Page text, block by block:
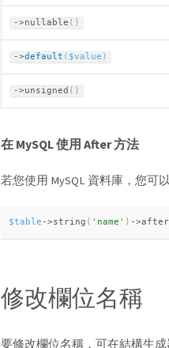
->nullable ( )
->default ( $value )
->unsigned ( )
在 MySQL 使用 After 方法
若您使用 MySQL 資料庫，您可
$table ->string ( 'name' ) ->after
修改欄位名稱
要修改欄位名稱，可在結構生成